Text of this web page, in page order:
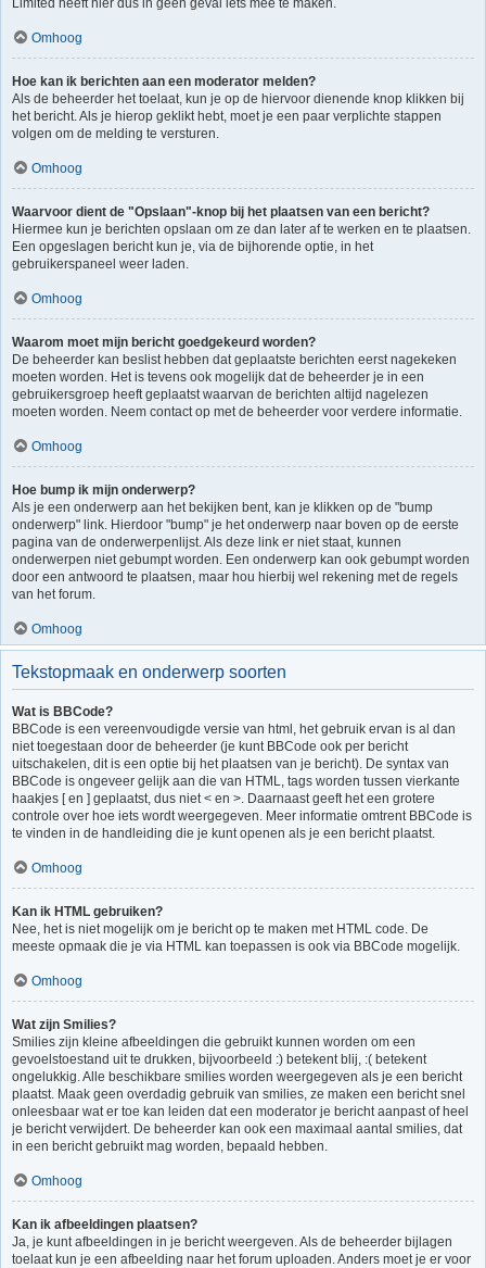
Limited heeft hier dus in geen geval iets mee te maken.
Omhoog
Hoe kan ik berichten aan een moderator melden?
Als de beheerder het toelaat, kun je op de hiervoor dienende knop klikken bij
het bericht. Als je hierop geklikt hebt, moet je een paar verplichte stappen
volgen om de melding te versturen.
Omhoog
Waarvoor dient de "Opslaan"-knop bij het plaatsen van een bericht?
Hiermee kun je berichten opslaan om ze dan later af te werken en te plaatsen.
Een opgeslagen bericht kun je, via de bijhorende optie, in het
gebruikerspaneel weer laden.
Omhoog
Waarom moet mijn bericht goedgekeurd worden?
De beheerder kan beslist hebben dat geplaatste berichten eerst nagekeken
moeten worden. Het is tevens ook mogelijk dat de beheerder je in een
gebruikersgroep heeft geplaatst waarvan de berichten altijd nagelezen
moeten worden. Neem contact op met de beheerder voor verdere informatie.
Omhoog
Hoe bump ik mijn onderwerp?
Als je een onderwerp aan het bekijken bent, kan je klikken op de "bump
onderwerp" link. Hierdoor "bump" je het onderwerp naar boven op de eerste
pagina van de onderwerpenlijst. Als deze link er niet staat, kunnen
onderwerpen niet gebumpt worden. Een onderwerp kan ook gebumpt worden
door een antwoord te plaatsen, maar hou hierbij wel rekening met de regels
van het forum.
Omhoog
Tekstopmaak en onderwerp soorten
Wat is BBCode?
BBCode is een vereenvoudigde versie van html, het gebruik ervan is al dan
niet toegestaan door de beheerder (je kunt BBCode ook per bericht
uitschakelen, dit is een optie bij het plaatsen van je bericht). De syntax van
BBCode is ongeveer gelijk aan die van HTML, tags worden tussen vierkante
haakjes [ en ] geplaatst, dus niet < en >. Daarnaast geeft het een grotere
controle over hoe iets wordt weergegeven. Meer informatie omtrent BBCode is
te vinden in de handleiding die je kunt openen als je een bericht plaatst.
Omhoog
Kan ik HTML gebruiken?
Nee, het is niet mogelijk om je bericht op te maken met HTML code. De
meeste opmaak die je via HTML kan toepassen is ook via BBCode mogelijk.
Omhoog
Wat zijn Smilies?
Smilies zijn kleine afbeeldingen die gebruikt kunnen worden om een
gevoelstoestand uit te drukken, bijvoorbeeld :) betekent blij, :( betekent
ongelukkig. Alle beschikbare smilies worden weergegeven als je een bericht
plaatst. Maak geen overdadig gebruik van smilies, ze maken een bericht snel
onleesbaar wat er toe kan leiden dat een moderator je bericht aanpast of heel
je bericht verwijdert. De beheerder kan ook een maximaal aantal smilies, dat
in een bericht gebruikt mag worden, bepaald hebben.
Omhoog
Kan ik afbeeldingen plaatsen?
Ja, je kunt afbeeldingen in je bericht weergeven. Als de beheerder bijlagen
toelaat kun je een afbeelding naar het forum uploaden. Anders moet je er voor